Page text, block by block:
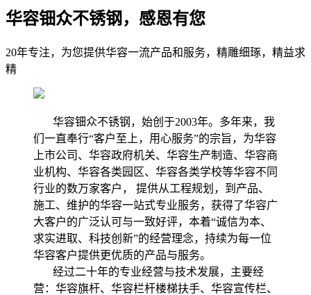
华容钿众不锈钢，感恩有您
20年专注，为您提供华容一流产品和服务，精雕细琢，精益求
精
华容钿众不锈钢，始创于2003年。多年来，我
们一直奉行“客户至上，用心服务”的宗旨，为华容
上市公司、华容政府机关、华容生产制造、华容商
业机构、华容各类园区、华容各类学校等华容不同
行业的数万家客户， 提供从工程规划，到产品、
施工、维护的华容一站式专业服务，获得了华容广
大客户的广泛认可与一致好评，本着“诚信为本、
求实进取、科技创新”的经营理念，持续为每一位
华容客户提供更优质的产品与服务。
经过二十年的专业经营与技术发展，主要经
营：华容旗杆、华容栏杆楼梯扶手、华容宣传栏、